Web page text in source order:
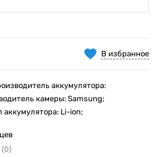
В избранное
аккумулятора:
камеры: Samsung;
Li-ion;
(0)